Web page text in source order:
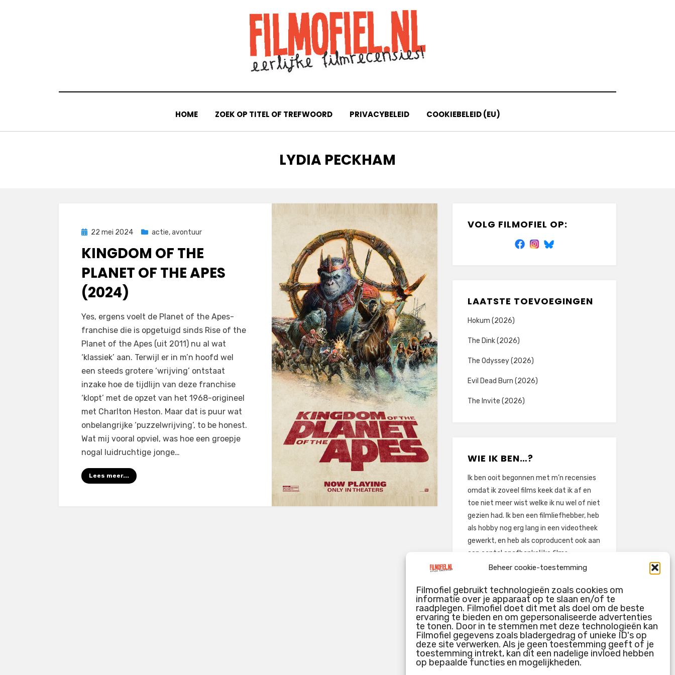
Beheer cookie-toestemming
Filmofiel gebruikt technologieën zoals cookies om
informatie over je apparaat op te slaan en/of te
raadplegen. Filmofiel doet dit met als doel om de beste
ervaring te bieden en om gepersonaliseerde advertenties
te tonen. Door in te stemmen met deze technologieën kan
Filmofiel gegevens zoals bladergedrag of unieke ID's op
deze site verwerken. Als je geen toestemming geeft of je
toestemming intrekt, kan dit een nadelige invloed hebben
op bepaalde functies en mogelijkheden.
HOME ZOEK OP TITEL OF TREFWOORD PRIVACYBELEID COOKIEBELEID (EU)
TAG
:
LYDIA PECKHAM
Geplaatst
22 mei 2024 actie,avontuur
KINGDOM OF THE
PLANET OF THE APES
(2024)
doorFilmofiel.nl
Yes, ergens voelt de Planet of the Apes-
franchise die is opgetuigd sinds Rise of the
Planet of the Apes (uit 2011) nu al wat
‘klassiek’ aan. Terwijl er in m’n hoofd wel
een steeds grotere ‘wrijving’ ontstaat
inzake hoe de tijdlijn van deze franchise
‘klopt’ met de opzet van het 1968-origineel
met Charlton Heston. Maar dat is puur wat
onbelangrijke ‘puzzelwrijving’, to be honest.
Wat mij vooral opviel, was hoe een groepje
nogal luidruchtige jonge…
Lees meer...
VOLG FILMOFIEL OP:
LAATSTE TOEVOEGINGEN
Hokum (2026)
The Dink (2026)
The Odyssey (2026)
Evil Dead Burn (2026)
The Invite (2026)
WIE IK BEN…?
Ik ben ooit begonnen met m’n recensies
omdat ik zoveel films keek dat ik af en
toe niet meer wist welke ik nu wel of niet
gezien had. Ik ben een filmliefhebber, heb
als hobby nog erg lang in een videotheek
gewerkt, en heb als coproducent ook aan
een aantal onafhankelijke films
meegewerkt.
pretentieloze uitbreidingen van m’n
voormalige ‘videotheek-geouwehoer’,
aangevuld met een groeiende kennis
over de kunde én de kunst van het
maken van film.